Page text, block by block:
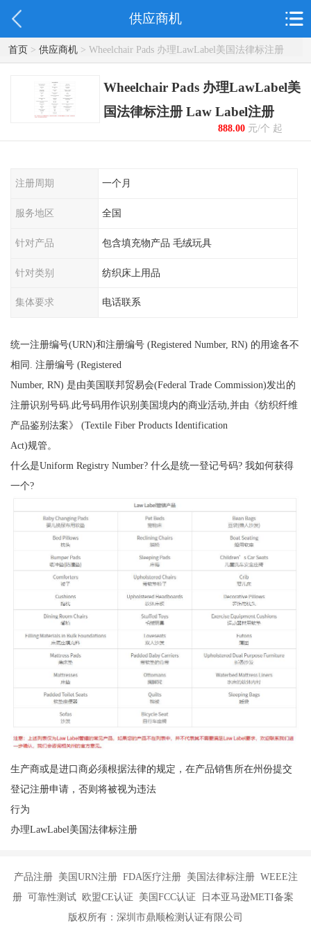
供应商机
首页> 供应商机> Wheelchair Pads 办理LawLabel美国法律标注册
Law Label注册
Wheelchair Pads 办理LawLabel美
国法律标注册 Law Label注册
888.00元/个 起
注册周期 一个月
服务地区 全国
针对产品 包含填充物产品 毛绒玩具
针对类别 纺织床上用品
集体要求 电话联系
统一注册编号(URN)和注册编号 (Registered Number, RN) 的用途各不
相同. 注册编号 (Registered
Number, RN) 是由美国联邦贸易会(Federal Trade Commission)发出的
注册识别号码.此号码用作识别美国境内的商业活动,并由《纺织纤维
产品鉴别法案》 (Textile Fiber Products Identification
Act)规管。
什么是Uniform Registry Number? 什么是统一登记号码? 我如何获得
一个?
生产商或是进口商必须根据法律的规定，在产品销售所在州份提交
登记注册申请，否则将被视为违法
行为
办理LawLabel美国法律标注册
产品注册 美国URN注册 FDA医疗注册 美国法律标注册 WEEE注
册 可靠性测试 欧盟CE认证 美国FCC认证 日本亚马逊METI备案
版权所有：深圳市鼎顺检测认证有限公司